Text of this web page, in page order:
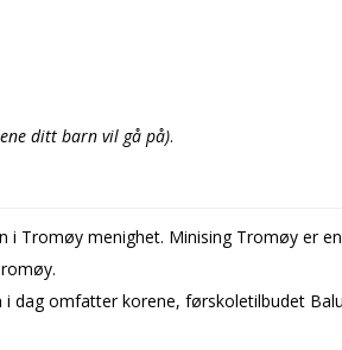
ditt barn vil gå på).
i Tromøy menighet. Minising Tromøy er en
dag omfatter korene, førskoletilbudet